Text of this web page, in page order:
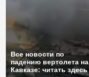
Все новости по
падению вертолета на
Кавказе: читать здесь